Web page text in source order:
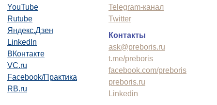
YouTube
Rutube
Яндекс.Дзен
LinkedIn
ВКонтакте
VC.ru
Facebook/Практика
RB.ru
Telegram-канал
Twitter
Контакты
ask@preboris.ru
t.me/preboris
facebook.com/preboris
preboris.ru
Linkedin